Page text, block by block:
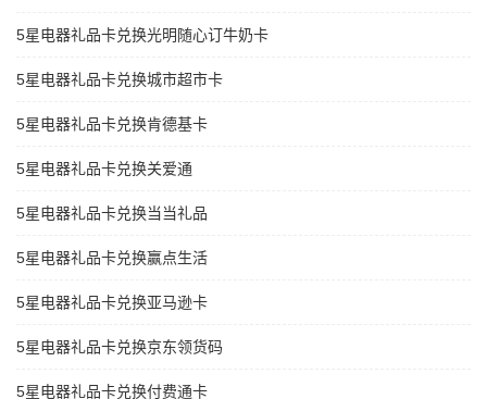
5星电器礼品卡兑换光明随心订牛奶卡
5星电器礼品卡兑换城市超市卡
5星电器礼品卡兑换肯德基卡
5星电器礼品卡兑换关爱通
5星电器礼品卡兑换当当礼品
5星电器礼品卡兑换赢点生活
5星电器礼品卡兑换亚马逊卡
5星电器礼品卡兑换京东领货码
5星电器礼品卡兑换付费通卡